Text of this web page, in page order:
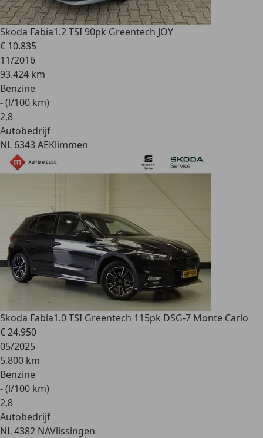
Skoda Fabia1.2 TSI 90pk Greentech JOY
€ 10.835
11/2016
93.424 km
Benzine
- (l/100 km)
2,8
Autobedrijf
NL 6343 AEKlimmen
Skoda Fabia1.0 TSI Greentech 115pk DSG-7 Monte Carlo
€ 24.950
05/2025
5.800 km
Benzine
- (l/100 km)
2,8
Autobedrijf
NL 4382 NAVlissingen